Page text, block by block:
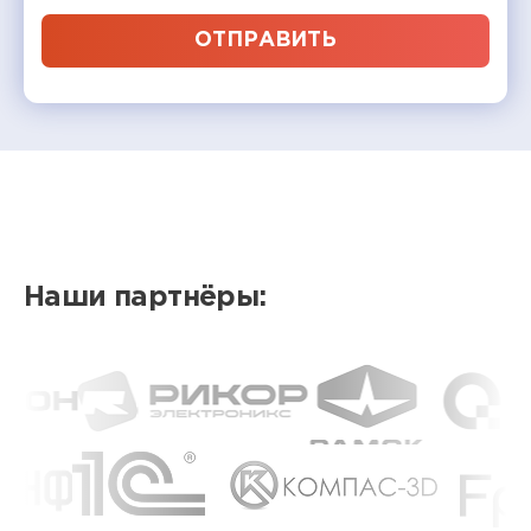
ОТПРАВИТЬ
Наши партнёры: